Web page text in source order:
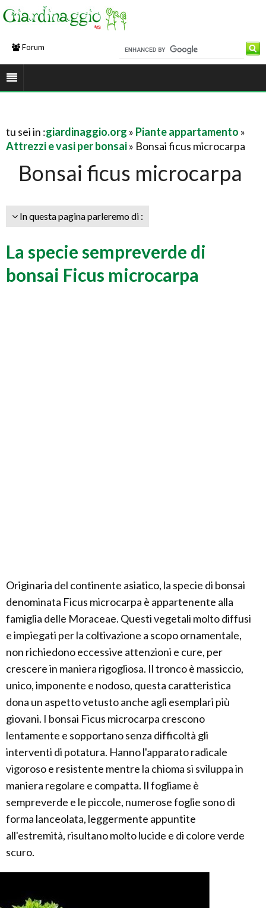
Forum
tu sei in :giardinaggio.org » Piante appartamento »
Attrezzi e vasi per bonsai» Bonsai ficus microcarpa
Bonsai ficus microcarpa
In questa pagina parleremo di :
La specie sempreverde di
bonsai Ficus microcarpa
Originaria del continente asiatico, la specie di bonsai
denominata Ficus microcarpa è appartenente alla
famiglia delle Moraceae. Questi vegetali molto diffusi
e impiegati per la coltivazione a scopo ornamentale,
non richiedono eccessive attenzioni e cure, per
crescere in maniera rigogliosa. Il tronco è massiccio,
unico, imponente e nodoso, questa caratteristica
dona un aspetto vetusto anche agli esemplari più
giovani. I bonsai Ficus microcarpa crescono
lentamente e sopportano senza difficoltà gli
interventi di potatura. Hanno l'apparato radicale
vigoroso e resistente mentre la chioma si sviluppa in
maniera regolare e compatta. Il fogliame è
sempreverde e le piccole, numerose foglie sono di
forma lanceolata, leggermente appuntite
all'estremità, risultano molto lucide e di colore verde
scuro.